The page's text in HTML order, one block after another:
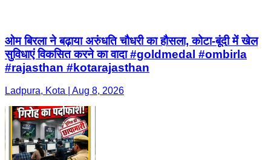
ओम बिरला ने बढ़ाया अरुंधति चौधरी का हौसला, कोटा-बूंदी में खेल
सुविधाएं विकसित करने का वादा #goldmedal #ombirla
#rajasthan #kotarajasthan
Ladpura, Kota | Aug 8, 2026